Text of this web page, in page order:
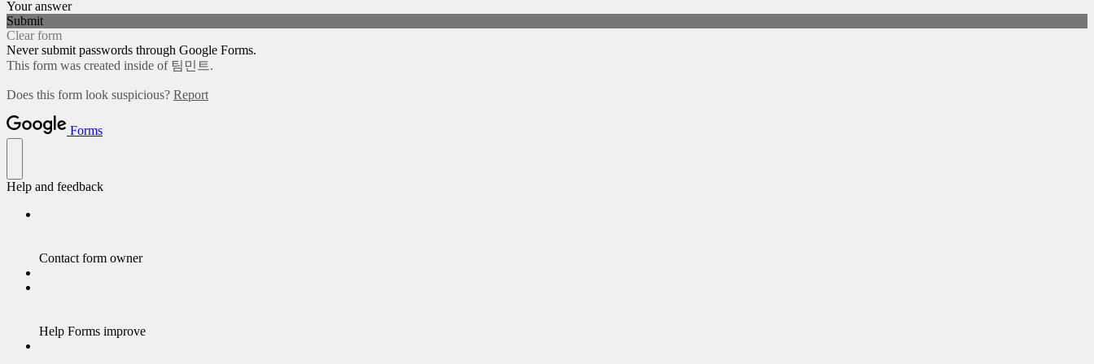
Your answer
Submit
Clear form
Never submit passwords through Google Forms.
This form was created inside of 팀민트.
Does this form look suspicious? Report
Forms
Help and feedback
Contact form owner
Help Forms improve